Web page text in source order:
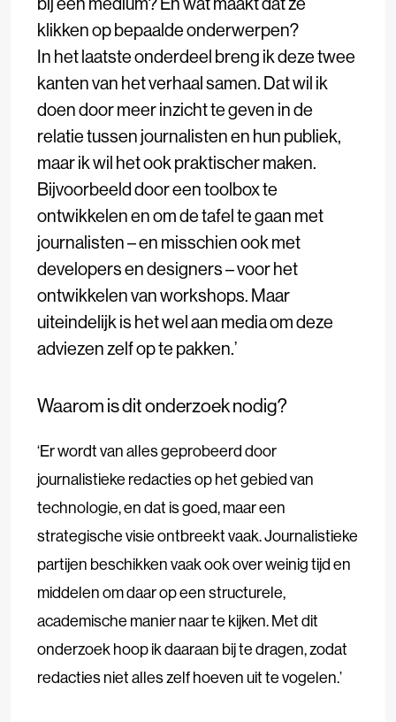
klikken op bepaalde onderwerpen?
In het laatste onderdeel breng ik deze twee
kanten van het verhaal samen. Dat wil ik
doen door meer inzicht te geven in de
relatie tussen journalisten en hun publiek,
maar ik wil het ook praktischer maken.
Bijvoorbeeld door een toolbox te
ontwikkelen en om de tafel te gaan met
journalisten – en misschien ook met
developers en designers ­– voor het
ontwikkelen van workshops. Maar
uiteindelijk is het wel aan media om deze
adviezen zelf op te pakken.’
Waarom is dit onderzoek nodig?
‘Er wordt van alles geprobeerd door
journalistieke redacties op het gebied van
technologie, en dat is goed, maar een
strategische visie ontbreekt vaak. Journalistieke
partijen beschikken vaak ook over weinig tijd en
middelen om daar op een structurele,
academische manier naar te kijken. Met dit
onderzoek hoop ik daaraan bij te dragen, zodat
redacties niet alles zelf hoeven uit te vogelen.’